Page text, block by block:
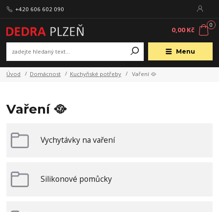
Menu
+420 606 602 090
0
0,00 Kč
Úvod Domácnost Kuchyňské potřeby Vaření 🥘
Vaření 🥘
Vychytávky na vaření
Silikonové pomůcky